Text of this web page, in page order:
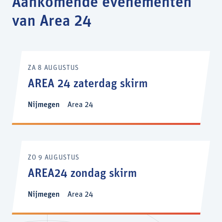
van Area 24
ZA 8 AUGUSTUS
AREA 24 zaterdag skirm
Nijmegen Area 24
ZO 9 AUGUSTUS
AREA24 zondag skirm
Nijmegen Area 24